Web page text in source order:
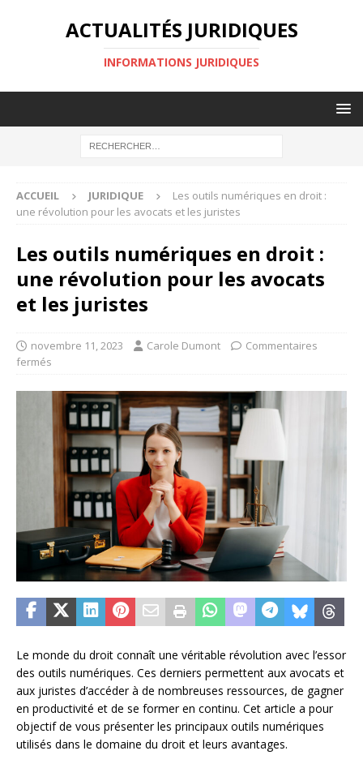
ACTUALITÉS JURIDIQUES
INFORMATIONS JURIDIQUES
ACCUEIL JURIDIQUE
Les outils numériques en droit :
une révolution pour les avocats et les juristes
Les outils numériques en droit :
une révolution pour les avocats
et les juristes
novembre 11, 2023 Carole Dumont
Commentaires
fermés
Le monde du droit connaît une véritable révolution avec l’essor
des outils numériques. Ces derniers permettent aux avocats et
aux juristes d’accéder à de nombreuses ressources, de gagner
en productivité et de se former en continu. Cet article a pour
objectif de vous présenter les principaux outils numériques
utilisés dans le domaine du droit et leurs avantages.